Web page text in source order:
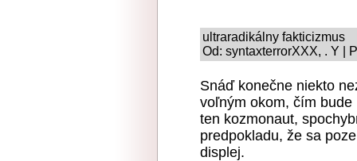
ultraradikálny fakticizmus
Od: syntaxterrorXXX, . Y |
Snáď konečne niekto
voľným okom, čím
ten kozmonaut,
predpokladu, že sa
displej.